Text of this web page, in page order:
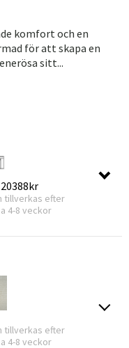
komfort och en
för att skapa en
sitt...
20388kr
tillverkas efter
4-8 veckor
tillverkas efter
4-8 veckor